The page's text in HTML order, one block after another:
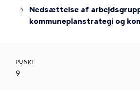
Nedsættelse af
kommuneplanstrategi og
PUNKT
9